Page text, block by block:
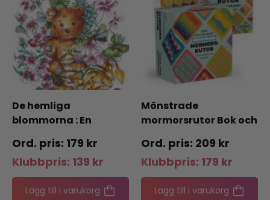
De hemliga
blommorna : En
från Christinas
blomstervärld
179 kr
Klubbpris: 139 kr
Lägg till i varukorg
Mönstrade
mormorsrutor Bok och
och matcha209 kr
Klubbpris: 179 kr
Lägg till i varukorg